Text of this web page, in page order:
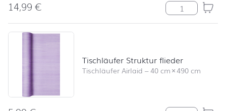
14,99€ Tischläufer
Tischläufer Struktur flieder
Tischläufer Airlaid –40 cm×490 cm